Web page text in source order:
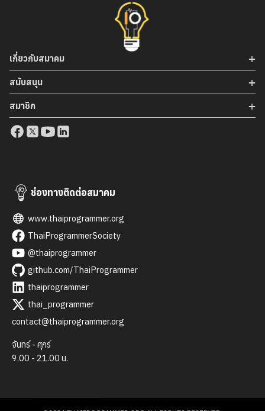
ต้องการที่จะทำด้วยถ้าไม่ใช่ พอเข้าไปแล้วไม่ค่อยมีใคร มาค่อย
ดูแลตลอดเวลา แล้วการเลือกที่ฝึกงานก็สำคัญอย่างมากมันจะ
ทำให้ เปลี่ยนอนาคตได้เลยถ้าได้ที่ดีๆ ไม่ใช้ไปนั่งเฉยๆรอคนมาสั่งให้
ทำ ถ้าเรามั่วแต่รอมันจะทำได้แค่นั้นการไปฝึกงานต้องขอลองทำ ถึง
จะได้ทำเยอะขึ้นมากขึ้นแต่บ้างองค์กร ก็ต้องการความปลอดภัย
และความแม่นยำเพราะฉะนั้นการเลือกที่ฝึกมีผลอย่างมาก อีกอย่าง
การเป็นเด็กฝึกงานต้องมีความเคารพผู้ใหญ่อย่างน้อยควรสวัสดี
ทักทาย การแต่งตัวต้องตามที่องค์กรกำหนดไว้ เพราะแต่ละ
องค์กรก็มีเหตุผลในการรักษาความปลอดภัย ภาพลักษณ์ของ
องค์กรเป็นเรื่องที่สำคัญ อย่างไงก็ตามการฝึกงานถือว่าเป็น
ทักทาย ความแตกต่างอันนี้ต้องปรับตัวให้เข้าได้การฝึกงานจนต้อง
ทำงานแทนตำแหน่งที่มีตำแหน่งจริงๆก็ได้ […]
เกี่ยวกับสมาคม
สนับสนุน
สมาชิก
ช่องทางติดต่อสมาคม
www.thaiprogrammer.org
ThaiProgrammerSociety
@thaiprogrammer
github.com/ThaiProgrammer
thaiprogrammer
thai_programmer
contact@thaiprogrammer.org
จันทร์ - ศุกร์
9.00 - 21.00 น.